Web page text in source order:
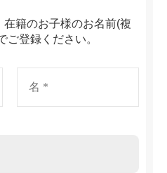
籍のお子様のお名前(複
ご登録ください。